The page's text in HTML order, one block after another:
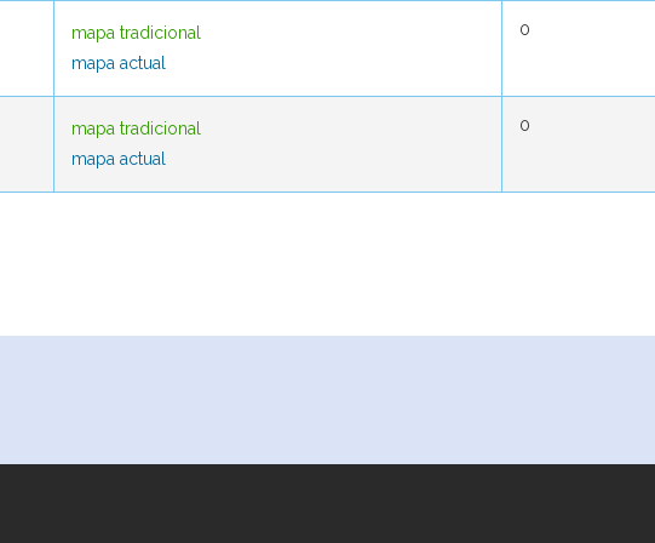
mapa tradicional
mapa actual
0
mapa tradicional
mapa actual
0
mapa tradicional
mapa actual
0
mapa tradicional
mapa actual
0